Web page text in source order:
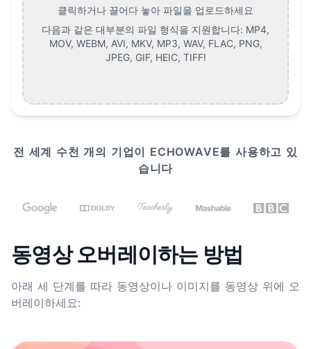
클릭하거나 끌어다 놓아 파일을 업로드하세요
다음과 같은 대부분의 파일 형식을 지원합니다: MP4,
MOV, WEBM, AVI, MKV, MP3, WAV, FLAC, PNG,
JPEG, GIF, HEIC, TIFF!
전 세계 수천 개의 기업이 ECHOWAVE를 사용하고 있
습니다
동영상 오버레이하는 방법
아래 세 단계를 따라 동영상이나 이미지를 동영상 위에 오
버레이하세요: